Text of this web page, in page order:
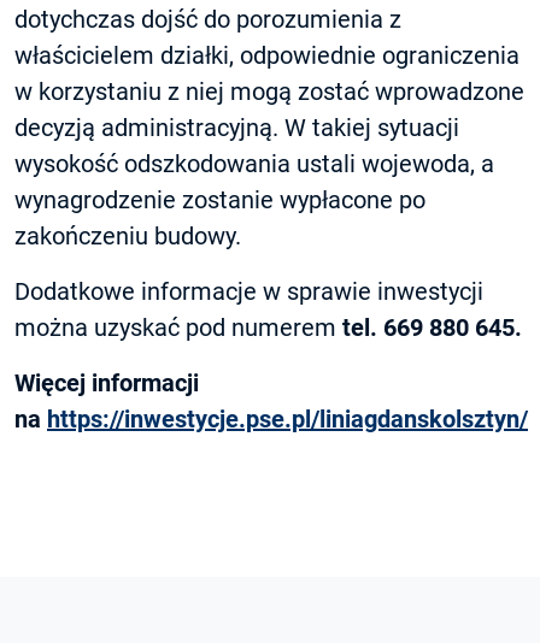
dotychczas dojść do porozumienia z
właścicielem działki, odpowiednie ograniczenia
w korzystaniu z niej mogą zostać wprowadzone
decyzją administracyjną. W takiej sytuacji
wysokość odszkodowania ustali wojewoda, a
wynagrodzenie zostanie wypłacone po
zakończeniu budowy.
Dodatkowe informacje w sprawie inwestycji
można uzyskać pod numerem tel. 669 880 645.
Więcej informacji
na https://inwestycje.pse.pl/liniagdanskolsztyn/